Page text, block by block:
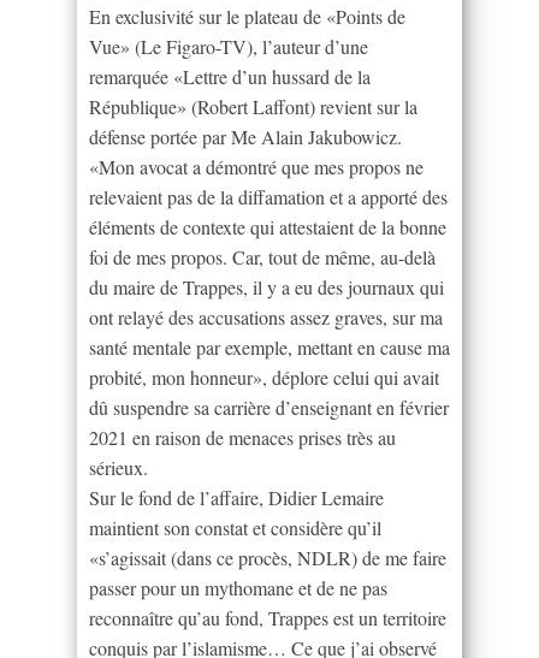
En exclusivité sur le plateau de «Points de
Vue» (Le Figaro-TV), l’auteur d’une
remarquée «Lettre d’un hussard de la
République» (Robert Laffont) revient sur la
défense portée par Me Alain Jakubowicz.
«Mon avocat a démontré que mes propos ne
relevaient pas de la diffamation et a apporté des
éléments de contexte qui attestaient de la bonne
foi de mes propos. Car, tout de même, au-delà
du maire de Trappes, il y a eu des journaux qui
ont relayé des accusations assez graves, sur ma
santé mentale par exemple, mettant en cause ma
probité, mon honneur», déplore celui qui avait
dû suspendre sa carrière d’enseignant en février
2021 en raison de menaces prises très au
sérieux.
Sur le fond de l’affaire, Didier Lemaire
maintient son constat et considère qu’il
«s’agissait (dans ce procès, NDLR) de me faire
passer pour un mythomane et de ne pas
reconnaître qu’au fond, Trappes est un territoire
conquis par l’islamisme… Ce que j’ai observé